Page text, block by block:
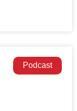
Podcast